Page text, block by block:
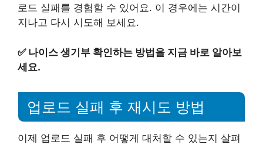
로드 실패를 경험할 수 있어요. 이 경우에는 시간이
지나고 다시 시도해 보세요.
✅ 나이스 생기부 확인하는 방법을 지금 바로 알아보
세요.
업로드 실패 후 재시도 방법
이제 업로드 실패 후 어떻게 대처할 수 있는지 살펴